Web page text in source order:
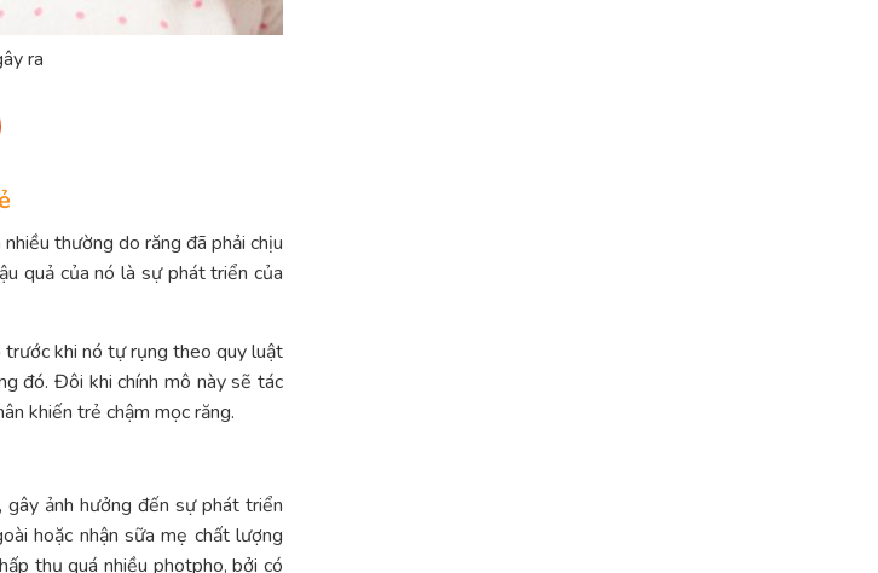
ra
thường do răng đã phải chịu
quả của nó là sự phát triển của
trước khi nó tự rụng theo quy luật
đó. Đôi khi chính mô này sẽ tác
khiến trẻ chậm mọc răng.
ảnh hưởng đến sự phát triển
hoặc nhận sữa mẹ chất lượng
thụ quá nhiều photpho, bởi có